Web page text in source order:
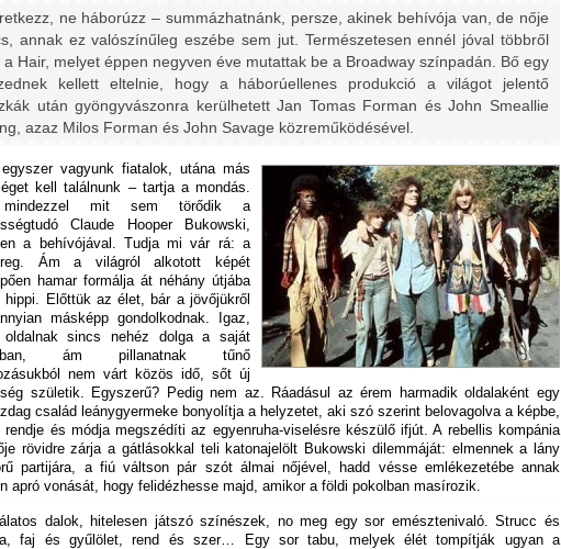
ne háborúzz – summázhatnánk, persze, akinek behívója van, de nője
annak ez valószínűleg eszébe sem jut. Természetesen ennél jóval többről
a Hair, melyet éppen negyven éve mutattak be a Broadway színpadán. Bő egy
kellett eltelnie, hogy a háborúellenes produkció a világot jelentő
után gyöngyvászonra kerülhetett Jan Tomas Forman és John Smeallie
azaz Milos Forman és John Savage közreműködésével.
vagyunk fiatalok, utána más
kell találnunk – tartja a mondás.
mit sem törődik a
Claude Hooper Bukowski,
a behívójával. Tudja mi vár rá: a
Ám a világról alkotott képét
hamar formálja át néhány útjába
hippi. Előttük az élet, bár a jövőjükről
másképp gondolkodnak. Igaz,
oldalnak sincs nehéz dolga a saját
ám pillanatnak tűnő
nem várt közös idő, sőt új
születik. Egyszerű? Pedig nem az. Ráadásul az érem harmadik oldalaként egy
család leánygyermeke bonyolítja a helyzetet, aki szó szerint belovagolva a képbe,
rendje és módja megszédíti az egyenruha-viselésre készülő ifjút. A rebellis kompánia
rövidre zárja a gátlásokkal teli katonajelölt Bukowski dilemmáját: elmennek a lány
partijára, a fiú váltson pár szót álmai nőjével, hadd vésse emlékezetébe annak
apró vonását, hogy felidézhesse majd, amikor a földi pokolban masírozik.
dalok, hitelesen játszó színészek, no meg egy sor emésztenivaló. Strucc és
faj és gyűlölet, rend és szer… Egy sor tabu, melyek élét tompítják ugyan a